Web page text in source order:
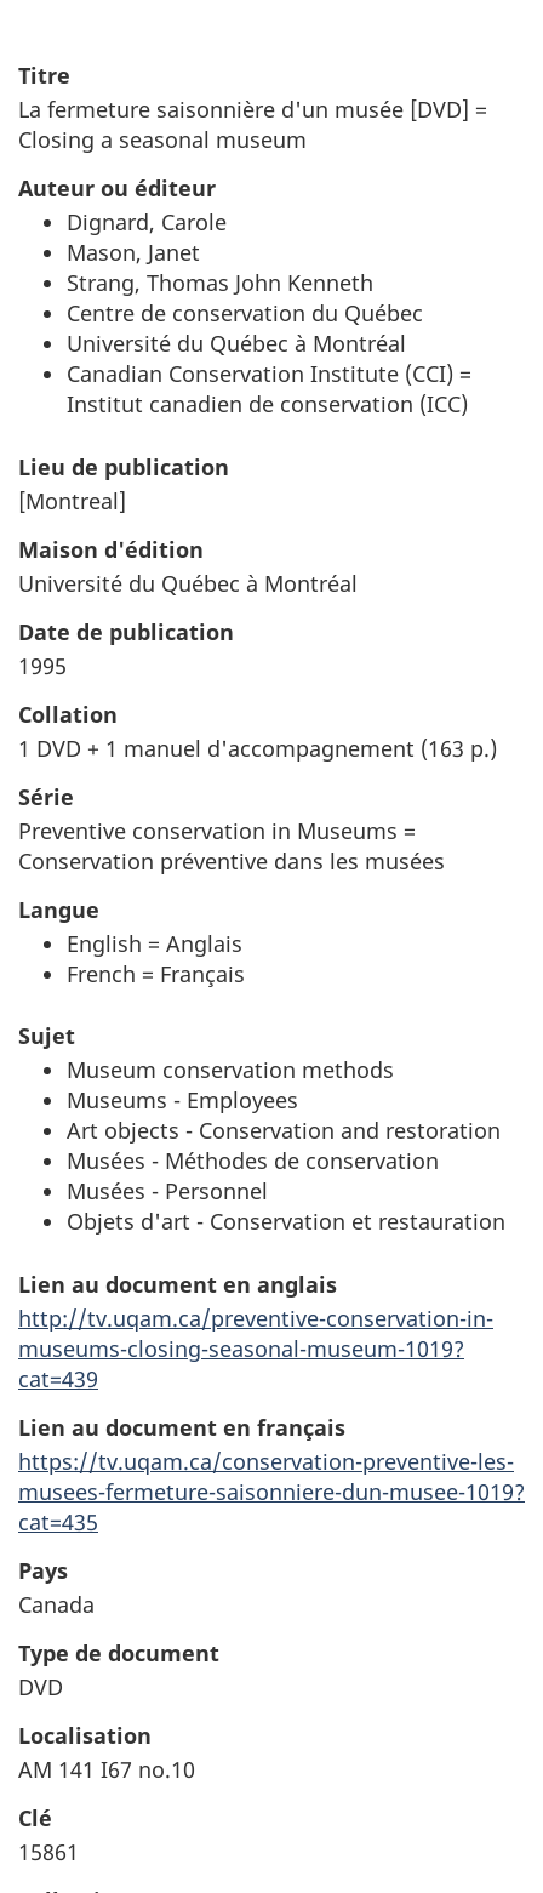
Titre
La fermeture saisonnière d'un musée [DVD] =
Closing a seasonal museum
Auteur ou éditeur
Dignard, Carole
Mason, Janet
Strang, Thomas John Kenneth
Centre de conservation du Québec
Université du Québec à Montréal
Canadian Conservation Institute (CCI) =
Institut canadien de conservation (ICC)
Lieu de publication
[Montreal]
Maison d'édition
Université du Québec à Montréal
Date de publication
1995
Collation
1 DVD + 1 manuel d'accompagnement (163 p.)
Série
Preventive conservation in Museums =
Conservation préventive dans les musées
Langue
English = Anglais
French = Français
Sujet
Museum conservation methods
Museums - Employees
Art objects - Conservation and restoration
Musées - Méthodes de conservation
Musées - Personnel
Objets d'art - Conservation et restauration
Lien au document en anglais
http://tv.uqam.ca/preventive-conservation-in-
museums-closing-seasonal-museum-1019?
cat=439
Lien au document en français
https://tv.uqam.ca/conservation-preventive-les-
musees-fermeture-saisonniere-dun-musee-1019?
cat=435
Pays
Canada
Type de document
DVD
Localisation
AM 141 I67 no.10
Clé
15861